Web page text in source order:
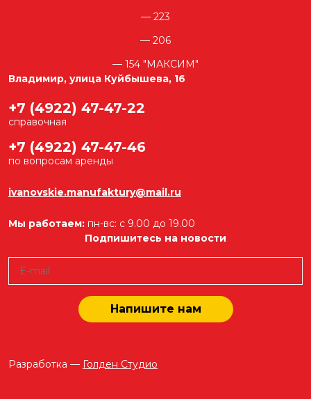
223
206
154 "МАКСИМ"
Владимир, улица Куйбышева, 16
+7 (4922) 47-47-22
справочная
+7 (4922) 47-47-46
по вопросам аренды
ivanovskie.manufaktury@mail.ru
Мы работаем: пн-вс: с 9.00 до 19.00
Подпишитесь на новости
Напишите нам
Разработка — Голден Студио